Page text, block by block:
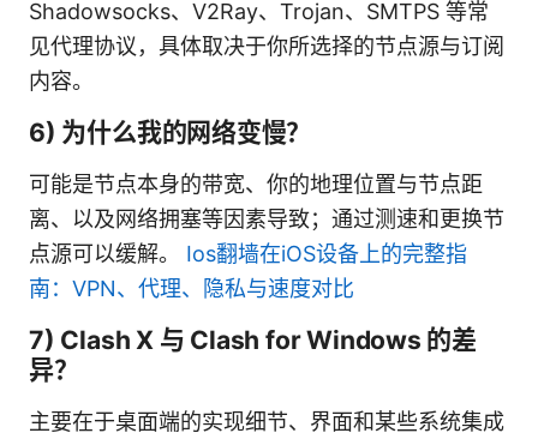
Shadowsocks、V2Ray、Trojan、SMTPS 等常
见代理协议，具体取决于你所选择的节点源与订阅
内容。
6) 为什么我的网络变慢？
可能是节点本身的带宽、你的地理位置与节点距
离、以及网络拥塞等因素导致；通过测速和更换节
点源可以缓解。 Ios翻墙在iOS设备上的完整指
南：VPN、代理、隐私与速度对比
7) Clash X 与 Clash for Windows 的差
异？
主要在于桌面端的实现细节、界面和某些系统集成